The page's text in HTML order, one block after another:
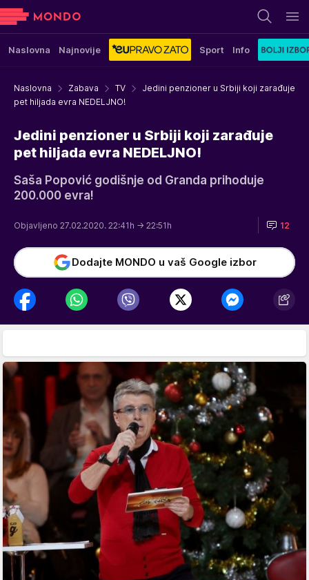
Naslovna Najnovije Sport Info
Naslovna Zabava TV
Jedini penzioner u Srbiji koji zarađuje
pet hiljada evra NEDELJNO!
Jedini penzioner u Srbiji koji zarađuje
pet hiljada evra NEDELJNO!
Saša Popović godišnje od Granda prihoduje
200.000 evra!
Objavljeno 27.02.2020. 22:41h → 22:51h 12
Dodajte MONDO u vaš Google izbor